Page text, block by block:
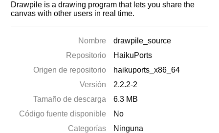
Drawpile is a drawing program that lets you share the
canvas with other users in real time.
Nombre
drawpile_source
Repositorio
HaikuPorts
Origen de repositorio
haikuports_x86_64
Versión
2.2.2-2
Tamaño de descarga
6.3 MB
Código fuente disponible
No
Categorías
Ninguna